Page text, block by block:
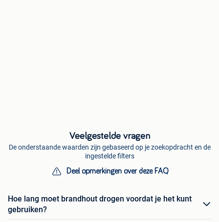
Veelgestelde vragen
De onderstaande waarden zijn gebaseerd op je zoekopdracht en de
ingestelde filters
Deel opmerkingen over deze FAQ
Hoe lang moet brandhout drogen voordat je het kunt
gebruiken?